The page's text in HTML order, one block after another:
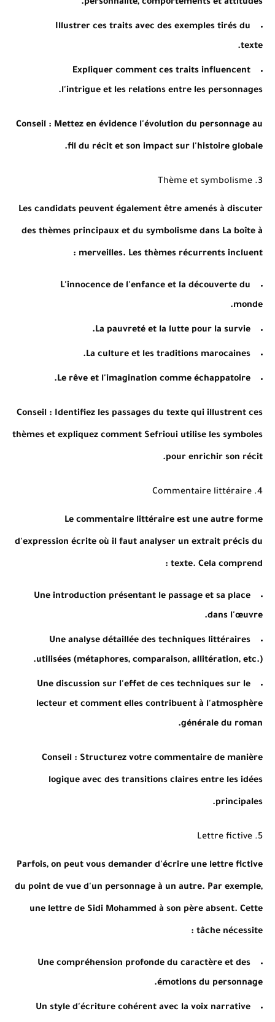
personnalité, comportements et attitudes.
Illustrer ces traits avec des exemples tirés du
texte.
Expliquer comment ces traits influencent
l'intrigue et les relations entre les personnages.
Conseil : Mettez en évidence l'évolution du personnage au
fil du récit et son impact sur l'histoire globale.
3. Thème et symbolisme
Les candidats peuvent également être amenés à discuter
des thèmes principaux et du symbolisme dans La boîte à
merveilles. Les thèmes récurrents incluent :
L'innocence de l'enfance et la découverte du
monde.
La pauvreté et la lutte pour la survie.
La culture et les traditions marocaines.
Le rêve et l'imagination comme échappatoire.
Conseil : Identifiez les passages du texte qui illustrent ces
thèmes et expliquez comment Sefrioui utilise les symboles
pour enrichir son récit.
4. Commentaire littéraire
Le commentaire littéraire est une autre forme
d'expression écrite où il faut analyser un extrait précis du
texte. Cela comprend :
Une introduction présentant le passage et sa place
dans l'œuvre.
Une analyse détaillée des techniques littéraires
utilisées (métaphores, comparaison, allitération, etc.).
Une discussion sur l'effet de ces techniques sur le
lecteur et comment elles contribuent à l'atmosphère
générale du roman.
Conseil : Structurez votre commentaire de manière
logique avec des transitions claires entre les idées
principales.
5. Lettre fictive
Parfois, on peut vous demander d'écrire une lettre fictive
du point de vue d'un personnage à un autre. Par exemple,
une lettre de Sidi Mohammed à son père absent. Cette
tâche nécessite :
Une compréhension profonde du caractère et des
émotions du personnage.
Un style d'écriture cohérent avec la voix narrative